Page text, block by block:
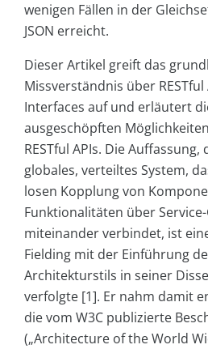
wenigen Fällen in der
JSON erreicht.
Dieser Artikel greift das
Missverständnis über RESTful
Interfaces auf und erläutert
ausgeschöpften
RESTful APIs. Die Auffassung,
globales, verteiltes System,
losen Kopplung von
Funktionalitäten über
miteinander verbindet, ist
Fielding mit der Einführung
Architekturstils in seiner
verfolgte [1]. Er nahm damit
die vom W3C publizierte
(„Architecture of the World